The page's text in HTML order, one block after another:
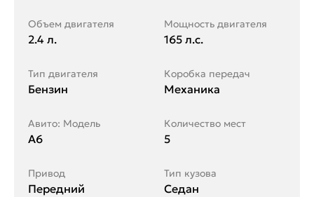
Объем двигателя
2.4 л.
Мощность двигателя
165 л.с.
Тип двигателя
Бензин
Коробка передач
Механика
Авито: Модель
A6
Количество мест
5
Привод
Передний
Тип кузова
Седан